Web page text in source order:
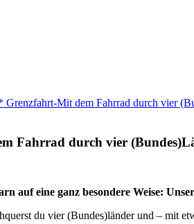
Mit dem Fahrrad durch vier
Fahrrad durch vier
auf eine ganz besondere Weise:
du vier (Bundes)länder und – mit